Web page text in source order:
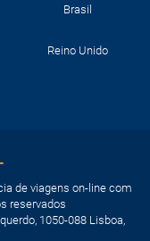
Brasil
Reino Unido
de viagens on-line com
reservados
1050-088 Lisboa,